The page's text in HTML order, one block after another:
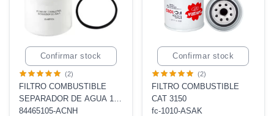
Confirmar stock
(2)
FILTRO COMBUSTIBLE
SEPARADOR DE AGUA 10
MICRAS
84465105-ACNH
Confirmar stock
(2)
FILTRO COMBUSTIBLE
CAT 3150
fc-1010-ASAK